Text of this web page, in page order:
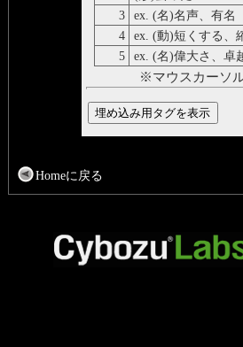
3
ex. (名)名声、有名
4
ex. (動)短くする、
5
ex. (名)偉大さ、卓
※マウスカーソ
Homeに戻る